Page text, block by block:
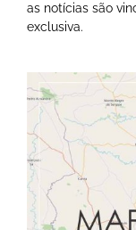
as notícias são
exclusiva.